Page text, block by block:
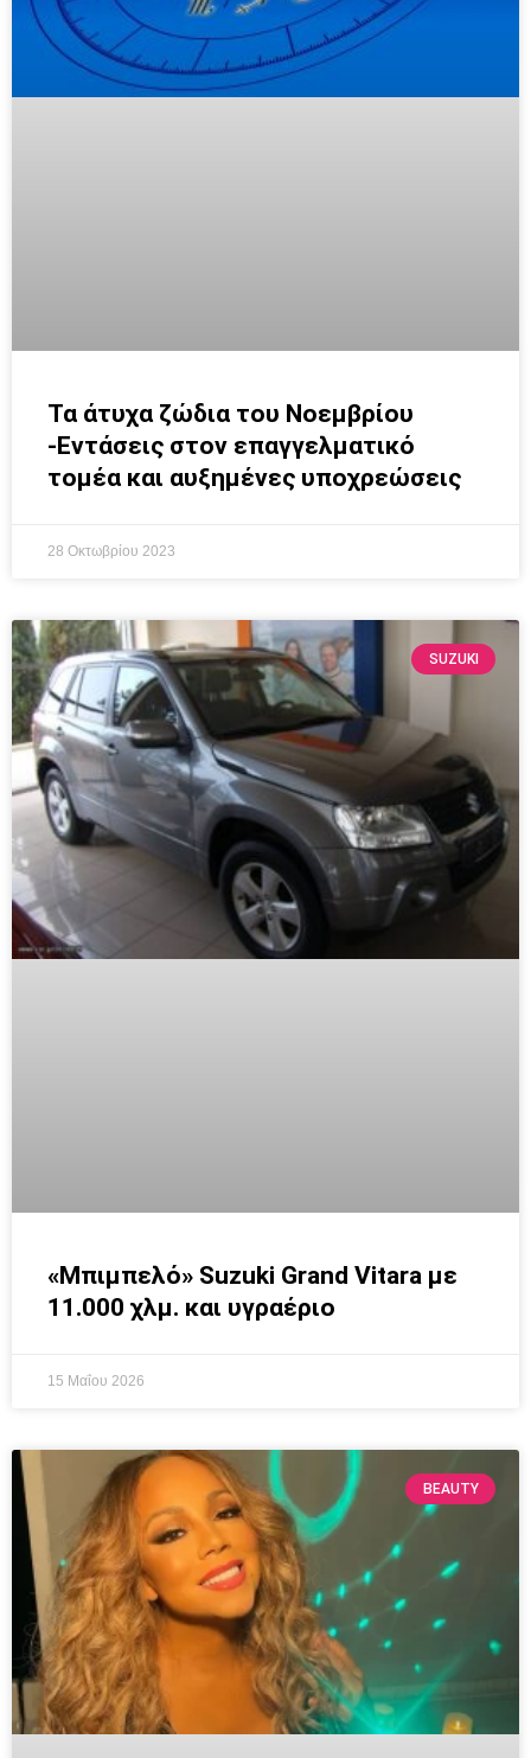
Τα άτυχα ζώδια του Νοεμβρίου
-Εντάσεις στον επαγγελματικό
τομέα και αυξημένες υποχρεώσεις
28 Οκτωβρίου 2023
SUZUKI
«Μπιμπελό» Suzuki Grand Vitara με
11.000 χλμ. και υγραέριο
15 Μαΐου 2026
BEAUTY